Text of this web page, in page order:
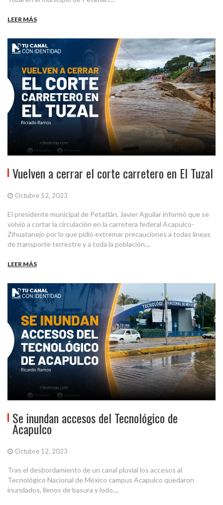
LEER MÁS
Vuelven a cerrar el corte carretero en El Tuzal
Octubre 12, 2023
El presidente municipal de Petatlán, Javier Aguilar informó que se
volvió a cortar la circulación en la carretera federal Acapulco-
Zihuatanejo por lo que pidió extremar precauciones a todas líneas
de transporte terrestre y a toda la población....
LEER MÁS
Se inundan accesos del Tecnológico de
Acapulco
Octubre 12, 2023
Tras el desbordamiento de un canal pluvial los accesos al
Tecnológico Nacional de México campus Acapulco quedaron
inundados, llenos de basura y lodo....